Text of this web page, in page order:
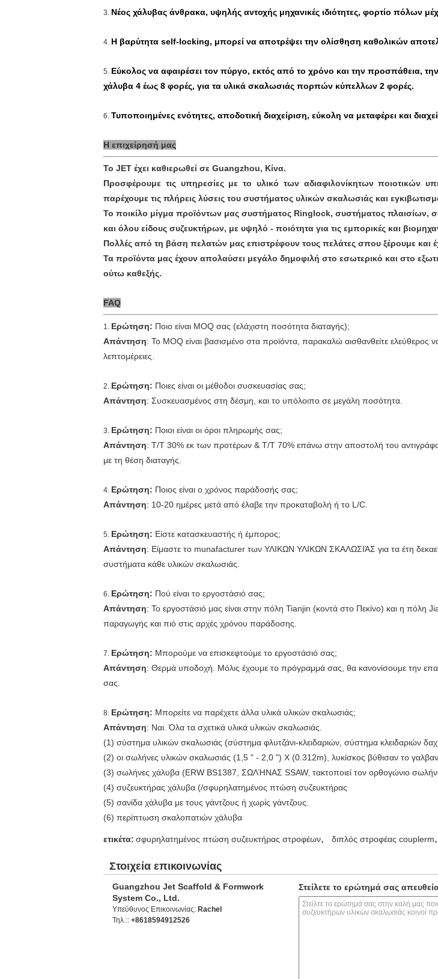
3. Νέος χάλυβας άνθρακα, υψηλής αντοχής μηχανικές ιδιότητες, φορτίο πόλων
4. Η βαρύτητα self-locking, μπορεί να αποτρέψει την ολίσθηση καθολικών
5. Εύκολος να αφαιρέσει τον πύργο, εκτός από το χρόνο και την προσπάθεια,
χάλυβα 4 έως 8 φορές, για τα υλικά σκαλωσιάς πορπών κύπελλων 2 φορές.
6. Τυποποιημένες ενότητες, αποδοτική διαχείριση, εύκολη να μεταφέρει και
Η επιχείρησή μας
Το JET έχει καθιερωθεί σε Guangzhou, Κίνα.
Προσφέρουμε τις υπηρεσίες με το υλικό των αδιαφιλονίκητων
παρέχουμε τις πλήρεις λύσεις του συστήματος υλικών σκαλωσιάς και
Το ποικίλο μίγμα προϊόντων μας συστήματος Ringlock, συστήματος πλαισίων,
και όλου είδους συζευκτήρων, με υψηλό - ποιότητα για τις εμπορικές και
Πολλές από τη βάση πελατών μας επιστρέφουν τους πελάτες σπου ξέρουμε και
Τα προϊόντα μας έχουν απολαύσει μεγάλο δημοφιλή στο εσωτερικό και στο
ούτω καθεξής.
FAQ
1. Ερώτηση: Ποιο είναι MOQ σας (ελάχιστη ποσότητα διαταγής);
Απάντηση: Το MOQ είναι βασισμένο στα προϊόντα, παρακαλώ αισθανθείτε
λεπτομέρειες.
2. Ερώτηση: Ποιες είναι οι μέθοδοι συσκευασίας σας;
Απάντηση: Συσκευασμένος στη δέσμη, και το υπόλοιπο σε μεγάλη ποσότητα.
3. Ερώτηση: Ποιοι είναι οι όροι πληρωμής σας;
Απάντηση: T/T 30% εκ των προτέρων & T/T 70% επάνω στην αποστολή του
με τη θέση διαταγής.
4. Ερώτηση: Ποιος είναι ο χρόνος παράδοσής σας;
Απάντηση: 10-20 ημέρες μετά από έλαβε την προκαταβολή ή το L/C.
5. Ερώτηση: Είστε κατασκευαστής ή έμπορος;
Απάντηση: Είμαστε το munafacturer των ΥΛΙΚΩΝ ΥΛΙΚΩΝ ΣΚΑΛΩΣΙΆΣ για τα έτη
συστήματα κάθε υλικών σκαλωσιάς.
6. Ερώτηση: Πού είναι το εργοστάσιό σας;
Απάντηση: Το εργοστάσιό μας είναι στην πόλη Tianjin (κοντά στο Πεκίνο) και η πόλη
παραγωγής και πιό στις αρχές χρόνου παράδοσης.
7. Ερώτηση: Μπορούμε να επισκεφτούμε το εργοστάσιό σας;
Απάντηση: Θερμά υποδοχή. Μόλις έχουμε το πρόγραμμά σας, θα κανονίσουμε την
σας.
8. Ερώτηση: Μπορείτε να παρέχετε άλλα υλικά υλικών σκαλωσιάς;
Απάντηση: Ναι. Όλα τα σχετικά υλικά υλικών σκαλωσιάς.
(1) σύστημα υλικών σκαλωσιάς (σύστημα φλυτζάνι-κλειδαριών, σύστημα κλειδαριών
(2) οι σωλήνες υλικών σκαλωσιάς (1,5 " - 2,0 ") Χ (0.312m), λυκίσκος βύθισαν το
(3) σωλήνες χάλυβα (ERW BS1387, ΣΩΛΉΝΑΣ SSAW, τακτοποιεί τον ορθογώνιο
(4) συζευκτήρας χάλυβα (/σφυρηλατημένος πτώση συζευκτήρας
(5) σανίδα χάλυβα με τους γάντζους ή χωρίς γάντζους.
(6) περίπτωση σκαλοπατιών χάλυβα
ετικέτα: σφυρηλατημένος πτώση συζευκτήρας στροφέων, διπλός στροφέας couplerm,
Στοιχεία επικοινωνίας
Guangzhou Jet Scaffold & Formwork
System Co., Ltd.
Υπεύθυνος Επικοινωνίας: Rachel
Τηλ.:: +8618594912526
Στείλετε το ερώτημά σας